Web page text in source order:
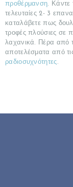
προθέρμανση. Κάντε
τελευταίες 2- 3
καταλάβετε πως
τροφές πλούσιες σε
λαχανικά. Πέρα από
αποτελέσματα από
ραδιοσυχνότητες.